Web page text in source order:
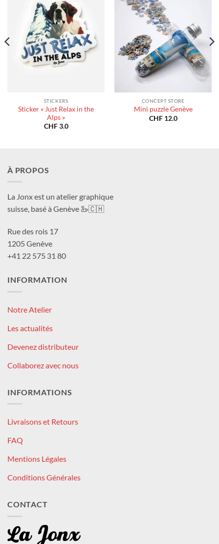
STICKERS
Sticker « Just Relax in the
Alps »
CHF3.0
CONCEPT STORE
Mini puzzle Genève
CHF12.0
À PROPOS
La Jonx est un atelier graphique
suisse, basé à Genève 🦢🇨🇭
Rue des rois 17
1205 Genève
+41 22 575 31 80
INFORMATION
Notre Atelier
Les actualités
Devenez distributeur
Collaborez avec nous
INFORMATIONS
Livraisons et Retours
FAQ
Mentions Légales
Conditions Générales
CONTACT